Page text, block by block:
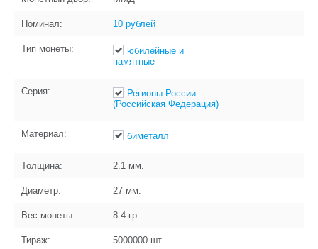
Номинал: 10 рублей
Тип монеты:
юбилейные и
памятные
Серия:
Регионы России
(Российская Федерация)
Материал: биметалл
Толщина: 2.1 мм.
Диаметр: 27 мм.
Вес монеты: 8.4 гр.
Тираж: 5000000 шт.